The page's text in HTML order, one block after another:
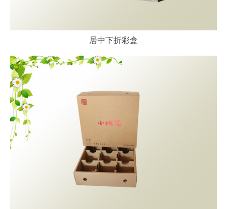
居中下折彩盒